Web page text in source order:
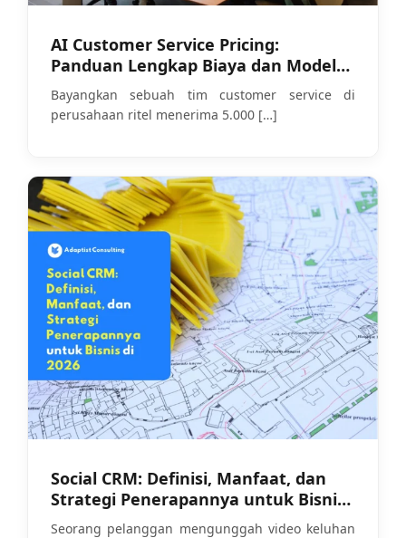
AI Customer Service Pricing:
Panduan Lengkap Biaya dan Model
Harga di 2026
Bayangkan sebuah tim customer service di
perusahaan ritel menerima 5.000 […]
Social CRM: Definisi, Manfaat, dan
Strategi Penerapannya untuk Bisnis
di 2026
Seorang pelanggan mengunggah video keluhan